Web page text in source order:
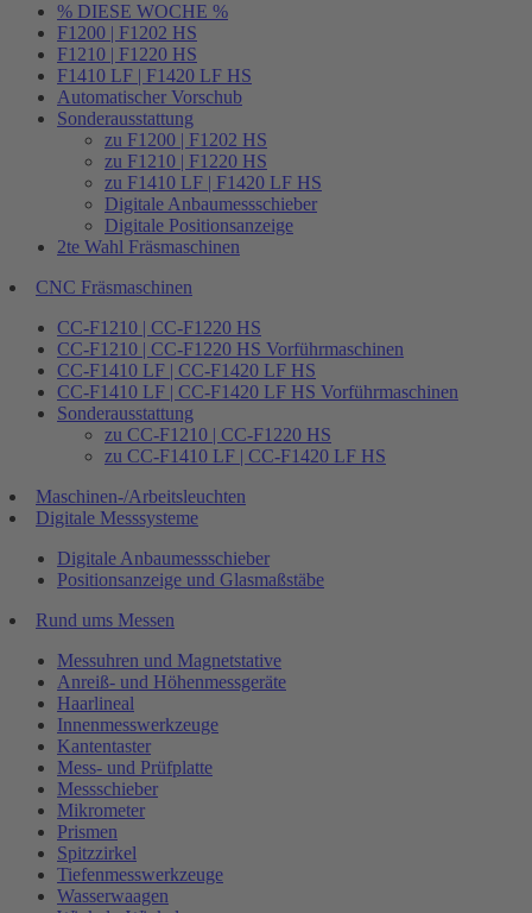
% DIESE WOCHE %
F1200 | F1202 HS
F1210 | F1220 HS
F1410 LF | F1420 LF HS
Automatischer Vorschub
Sonderausstattung
zu F1200 | F1202 HS
zu F1210 | F1220 HS
zu F1410 LF | F1420 LF HS
Digitale Anbaumessschieber
Digitale Positionsanzeige
2te Wahl Fräsmaschinen
CNC Fräsmaschinen
CC-F1210 | CC-F1220 HS
CC-F1210 | CC-F1220 HS Vorführmaschinen
CC-F1410 LF | CC-F1420 LF HS
CC-F1410 LF | CC-F1420 LF HS Vorführmaschinen
Sonderausstattung
zu CC-F1210 | CC-F1220 HS
zu CC-F1410 LF | CC-F1420 LF HS
Maschinen-/Arbeitsleuchten
Digitale Messsysteme
Digitale Anbaumessschieber
Positionsanzeige und Glasmaßstäbe
Rund ums Messen
Messuhren und Magnetstative
Anreiß- und Höhenmessgeräte
Haarlineal
Innenmesswerkzeuge
Kantentaster
Mess- und Prüfplatte
Messschieber
Mikrometer
Prismen
Spitzzirkel
Tiefenmesswerkzeuge
Wasserwaagen